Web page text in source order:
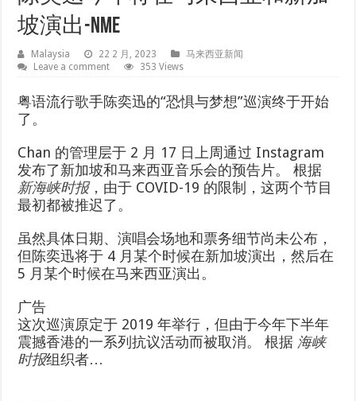
坡演出-NME
Malaysia 22 2 月, 2023
马来西亚新闻
Leave a comment
353 Views
粤语流行歌手陈奕迅的“恐惧与梦想”巡演终于开始
了。
Chan 的管理层于 2 月 17 日上周通过 Instagram
发布了新加坡和马来西亚音乐会的预告片。 根据
新海峡时报，由于 COVID-19 的限制，这两个节目
最初都被推迟了。
虽然具体日期、演唱会场地和票务细节尚未公布，
但陈奕迅将于 4 月某个时候在新加坡演出，然后在
5 月某个时候在马来西亚演出。
广告
这次巡演原定于 2019 年举行，但由于今年下半年
震撼香港的一系列抗议活动而被取消。 根据 海峡
时报组织者…